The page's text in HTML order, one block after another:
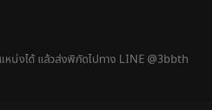
น่งได้ แล้วส่งพิกัดไปทาง LINE @3bbth